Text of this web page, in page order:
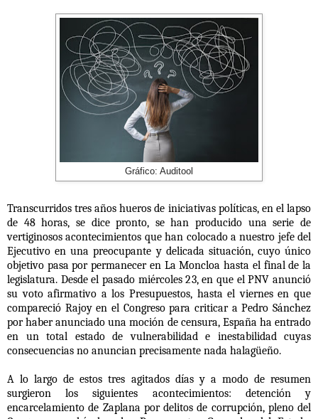
Gráfico: Auditool
Transcurridos tres años hueros de iniciativas políticas, en el lapso
de 48 horas, se dice pronto, se han producido una serie de
vertiginosos acontecimientos que han colocado a nuestro jefe del
Ejecutivo en una preocupante y delicada situación, cuyo único
objetivo pasa por permanecer en La Moncloa hasta el final de la
legislatura. Desde el pasado miércoles 23, en que el PNV anunció
su voto afirmativo a los Presupuestos, hasta el viernes en que
compareció Rajoy en el Congreso para criticar a Pedro Sánchez
por haber anunciado una moción de censura, España ha entrado
en un total estado de vulnerabilidad e inestabilidad cuyas
consecuencias no anuncian precisamente nada halagüeño.
A lo largo de estos tres agitados días y a modo de resumen
surgieron los siguientes acontecimientos: detención y
encarcelamiento de Zaplana por delitos de corrupción, pleno del